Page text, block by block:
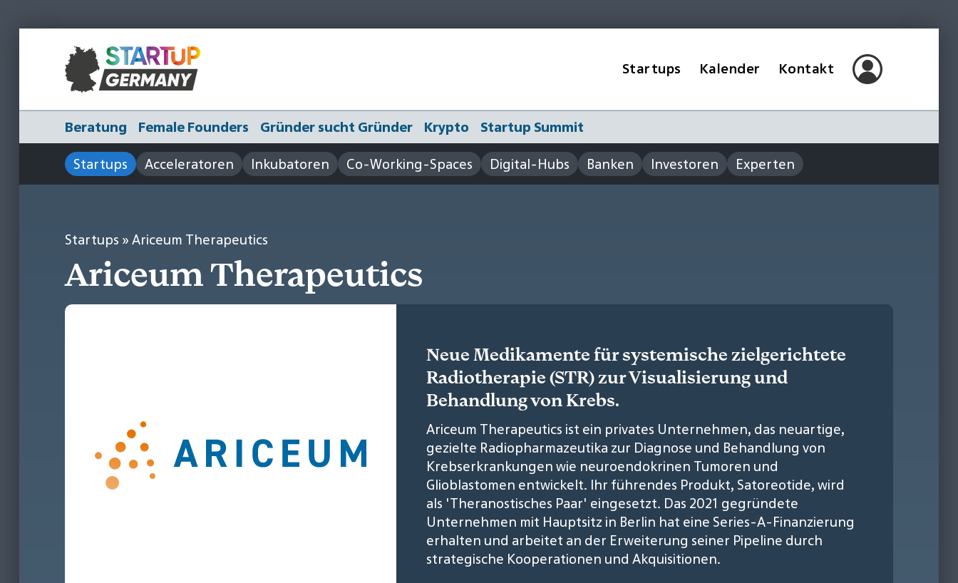
Startups Kalender Kontakt
Beratung Female Founders Gründer sucht Gründer Krypto
Startup Summit
Startups
Acceleratoren Inkubatoren Co-Working-Spaces Digital-Hubs Banken Investoren Experten
Startups » Ariceum Therapeutics
Ariceum Therapeutics
Neue Medikamente für systemische zielgerichtete
Radiotherapie (STR) zur Visualisierung und
Behandlung von Krebs.
Ariceum Therapeutics ist ein privates Unternehmen, das neuartige,
gezielte Radiopharmazeutika zur Diagnose und Behandlung von
Krebserkrankungen wie neuroendokrinen Tumoren und
Glioblastomen entwickelt. Ihr führendes Produkt, Satoreotide, wird
als 'Theranostisches Paar' eingesetzt. Das 2021 gegründete
Unternehmen mit Hauptsitz in Berlin hat eine Series-A-Finanzierung
erhalten und arbeitet an der Erweiterung seiner Pipeline durch
strategische Kooperationen und Akquisitionen.